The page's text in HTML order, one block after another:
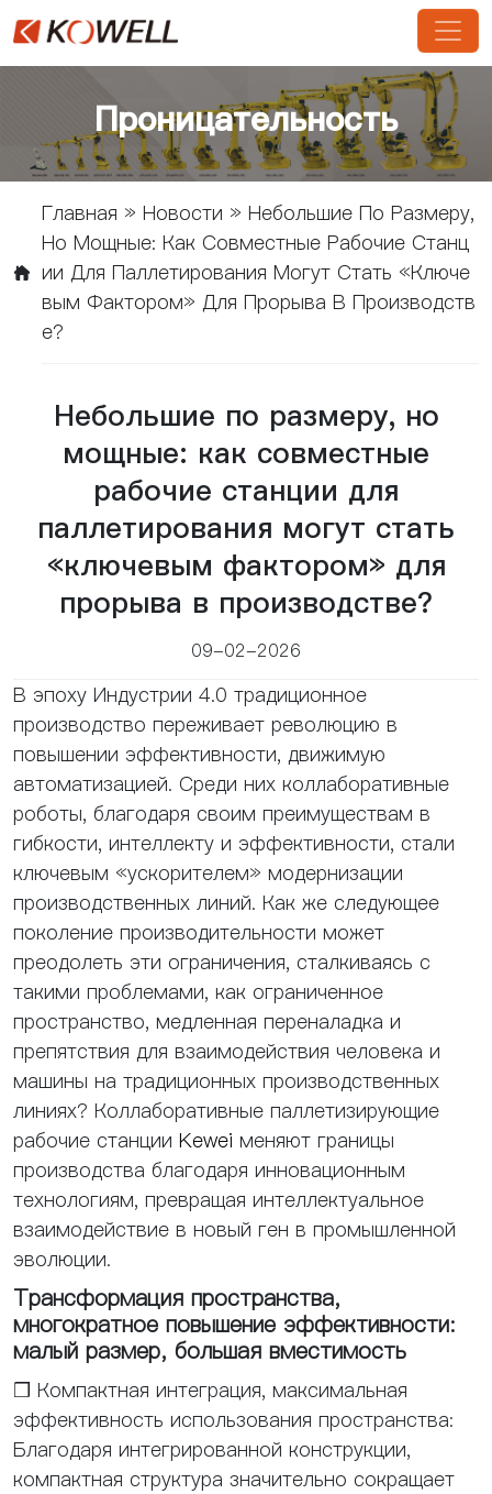
Проницательность
Главная » Новости » Небольшие По Размеру,
Но Мощные: Как Совместные Рабочие Станц
Ии Для Паллетирования Могут Стать «ключе
Вым Фактором» Для Прорыва В Производств
Е?
Небольшие по размеру, но
мощные: как совместные
рабочие станции для
паллетирования могут стать
«ключевым фактором» для
прорыва в производстве?
09-02-2026
В эпоху Индустрии 4.0 традиционное
производство переживает революцию в
повышении эффективности, движимую
автоматизацией. Среди них коллаборативные
роботы, благодаря своим преимуществам в
гибкости, интеллекту и эффективности, стали
ключевым «ускорителем» модернизации
производственных линий. Как же следующее
поколение производительности может
преодолеть эти ограничения, сталкиваясь с
такими проблемами, как ограниченное
пространство, медленная переналадка и
препятствия для взаимодействия человека и
машины на традиционных производственных
линиях? Коллаборативные паллетизирующие
рабочие станции Kewei меняют границы
производства благодаря инновационным
технологиям, превращая интеллектуальное
взаимодействие в новый ген в промышленной
эволюции.
Трансформация пространства,
многократное повышение эффективности:
малый размер, большая вместимость
❒ Компактная интеграция, максимальная
эффективность использования пространства:
Благодаря интегрированной конструкции,
компактная структура значительно сокращает